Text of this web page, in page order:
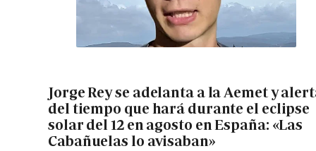
Jorge Rey se adelanta a la Aemet y
del tiempo que hará durante el eclipse
solar del 12 en agosto en España: «Las
Cabañuelas lo avisaban»